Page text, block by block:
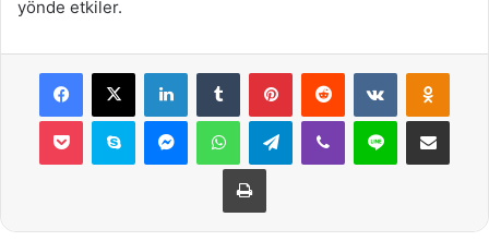
yönde etkiler.
Facebook
X LinkedInTumblr PinterestReddit VKontakte
Pocket Skype MessengerWhatsAppTelegramViber Line E-Posta ile
Yazdır